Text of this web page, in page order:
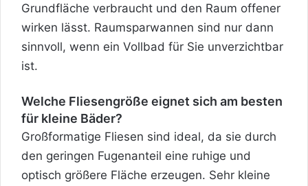
Grundfläche verbraucht und den Raum offener
wirken lässt. Raumsparwannen sind nur dann
sinnvoll, wenn ein Vollbad für Sie unverzichtbar
ist.
Welche Fliesengröße eignet sich am besten
für kleine Bäder?
Großformatige Fliesen sind ideal, da sie durch
den geringen Fugenanteil eine ruhige und
optisch größere Fläche erzeugen. Sehr kleine